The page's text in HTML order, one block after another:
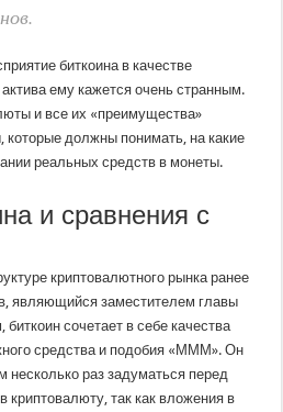
биткоина в качестве
ему кажется очень странным.
и все их «преимущества»
которые должны понимать, на какие
реальных средств в монеты.
и сравнения с
криптовалютного рынка ранее
являющийся заместителем главы
сочетает в себе качества
средства и подобия «МММ». Он
несколько раз задуматься перед
криптовалюту, так как вложения в